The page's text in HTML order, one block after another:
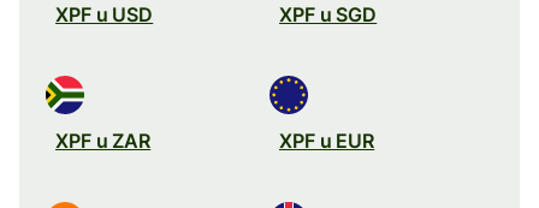
XPF u USD XPF u SGD
XPF u ZAR XPF u EUR